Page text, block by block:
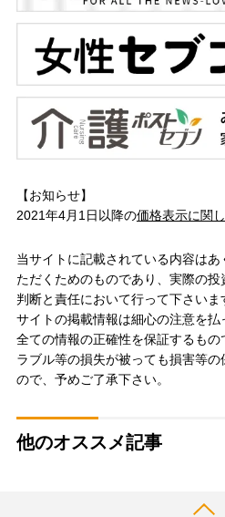
【お知らせ】
2021年4月1日以降の価格表示に関
当サイトに記載されている内容は
ただくためのものであり、実際の
判断と責任において行って下さい
サイトの掲載情報は細心の注意を
全ての情報の正確性を保証するも
ラブル等の損失が被っても損害等
ので、予めご了承下さい。
他のオススメ記事